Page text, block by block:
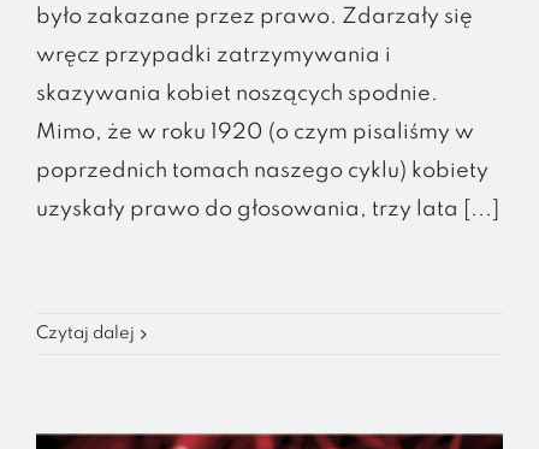
było zakazane przez prawo. Zdarzały się
wręcz przypadki zatrzymywania i
skazywania kobiet noszących spodnie.
Mimo, że w roku 1920 (o czym pisaliśmy w
poprzednich tomach naszego cyklu) kobiety
uzyskały prawo do głosowania, trzy lata [...]
Czytaj dalej